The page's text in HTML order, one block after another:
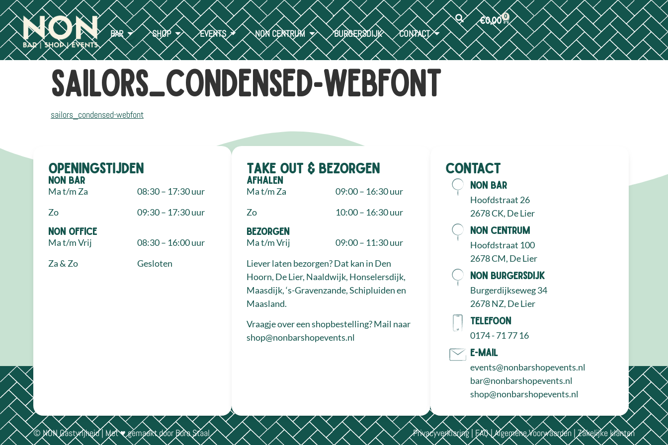
BAR SHOP EVENTS NON CENTRUM BURGERSDIJK CONTACT
€0,00 0
sailors_condensed-webfont
sailors_condensed-webfont
Openingstijden
NON Bar
Ma t/m Za
Zo
08:30 – 17:30 uur
09:30 – 17:30 uur
NON Office
Ma t/m Vrij
Za & Zo
08:30 – 16:00 uur
Gesloten
Take out & bezorgen
Afhalen
Ma t/m Za
Zo
09:00 – 16:30 uur
10:00 – 16:30 uur
Bezorgen
Ma t/m Vrij
09:00 – 11:30 uur
Liever laten bezorgen? Dat kan in Den
Hoorn, De Lier, Naaldwijk, Honselersdijk,
Maasdijk, ‘s-Gravenzande, Schipluiden en
Maasland.
Vraagje over een shopbestelling? Mail naar
shop@nonbarshopevents.nl
Contact
NON Bar
Hoofdstraat 26
2678 CK, De Lier
NON Centrum
Hoofdstraat 100
2678 CM, De Lier
NON Burgersdijk
Burgerdijkseweg 34
2678 NZ, De Lier
Telefoon
0174 - 71 77 16
E-mail
events@nonbarshopevents.nl
bar@nonbarshopevents.nl
shop@nonbarshopevents.nl
© NON Gastvrijheid | Met ♥ gemaakt door Buro Staal Privacyverklaring| FAQ|Algemene Voorwaarden |Zakelijke klanten